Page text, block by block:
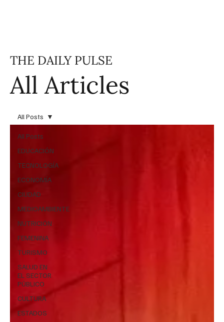
All Articles
THE DAILY PULSE
All Posts
EDUCACIÓN
TECNOLOGÍA
ECONOMÍA
CIUDAD
MEDIOAMBIENTE
NUTRICIÓN
FEMENINA
TURISMO
SALUD EN
EL SECTOR
PÚBLICO
CULTURA
ESTADOS
All Posts